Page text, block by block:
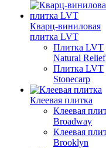
Кварц-виниловая
плитка LVT
Плитка LVT
Natural Relief
Плитка LVT
Stonecarp
Клеевая плитка
Клеевая
Broadway
Клеевая
Brooklyn